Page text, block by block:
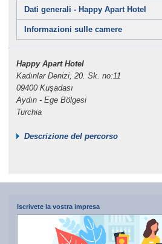
Dati generali - Happy Apart Hotel
Informazioni sulle camere
Happy Apart Hotel
Kadınlar Denizi, 20. Sk. no:11
09400 Kuşadası
Aydın - Ege Bölgesi
Turchia
Descrizione del percorso
Iscrivete la vostra impresa